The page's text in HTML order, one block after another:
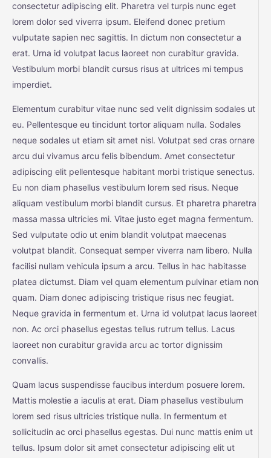
consectetur adipiscing elit. Pharetra vel turpis nunc eget
lorem dolor sed viverra ipsum. Eleifend donec pretium
vulputate sapien nec sagittis. In dictum non consectetur a
erat. Urna id volutpat lacus laoreet non curabitur gravida.
Vestibulum morbi blandit cursus risus at ultrices mi tempus
imperdiet.
Elementum curabitur vitae nunc sed velit dignissim sodales ut
eu. Pellentesque eu tincidunt tortor aliquam nulla. Sodales
neque sodales ut etiam sit amet nisl. Volutpat sed cras ornare
arcu dui vivamus arcu felis bibendum. Amet consectetur
adipiscing elit pellentesque habitant morbi tristique senectus.
Eu non diam phasellus vestibulum lorem sed risus. Neque
aliquam vestibulum morbi blandit cursus. Et pharetra pharetra
massa massa ultricies mi. Vitae justo eget magna fermentum.
Sed vulputate odio ut enim blandit volutpat maecenas
volutpat blandit. Consequat semper viverra nam libero. Nulla
facilisi nullam vehicula ipsum a arcu. Tellus in hac habitasse
platea dictumst. Diam vel quam elementum pulvinar etiam non
quam. Diam donec adipiscing tristique risus nec feugiat.
Neque gravida in fermentum et. Urna id volutpat lacus laoreet
non. Ac orci phasellus egestas tellus rutrum tellus. Lacus
laoreet non curabitur gravida arcu ac tortor dignissim
convallis.
Quam lacus suspendisse faucibus interdum posuere lorem.
Mattis molestie a iaculis at erat. Diam phasellus vestibulum
lorem sed risus ultricies tristique nulla. In fermentum et
sollicitudin ac orci phasellus egestas. Dui nunc mattis enim ut
tellus. Ipsum dolor sit amet consectetur adipiscing elit ut